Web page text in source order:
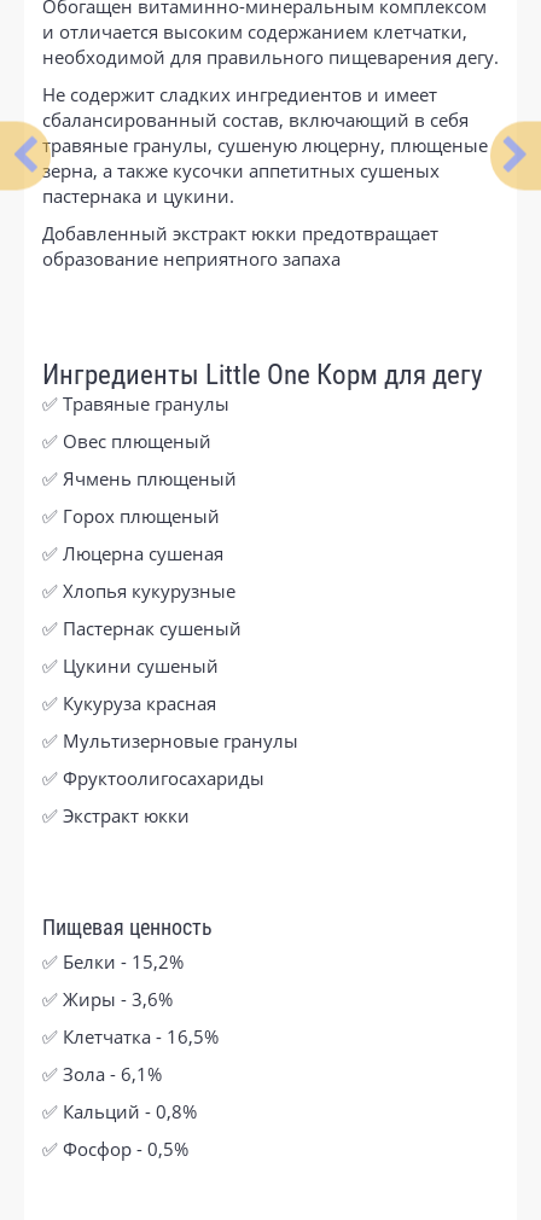
Обогащен витаминно-минеральным комплексом
и отличается высоким содержанием клетчатки,
необходимой для правильного пищеварения дегу.
Не содержит сладких ингредиентов и имеет
сбалансированный состав, включающий в себя
травяные гранулы, сушеную люцерну, плющеные
зерна, а также кусочки аппетитных сушеных
пастернака и цукини.
Добавленный экстракт юкки предотвращает
образование неприятного запаха
Ингредиенты Little One Корм для дегу
✅ Травяные гранулы
✅ Овес плющеный
✅ Ячмень плющеный
✅ Горох плющеный
✅ Люцерна сушеная
✅ Хлопья кукурузные
✅ Пастернак сушеный
✅ Цукини сушеный
✅ Кукуруза красная
✅ Мультизерновые гранулы
✅ Фруктоолигосахариды
✅ Экстракт юкки
Пищевая ценность
✅ Белки - 15,2%
✅ Жиры - 3,6%
✅ Клетчатка - 16,5%
✅ Зола - 6,1%
✅ Кальций - 0,8%
✅ Фосфор - 0,5%